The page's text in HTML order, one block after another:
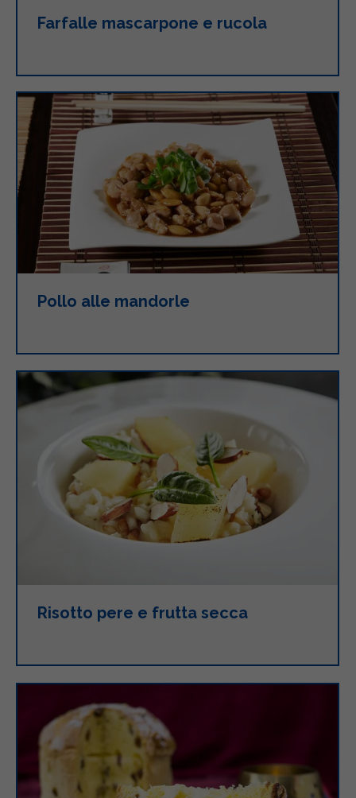
Farfalle mascarpone e rucola
Pollo alle mandorle
Risotto pere e frutta secca